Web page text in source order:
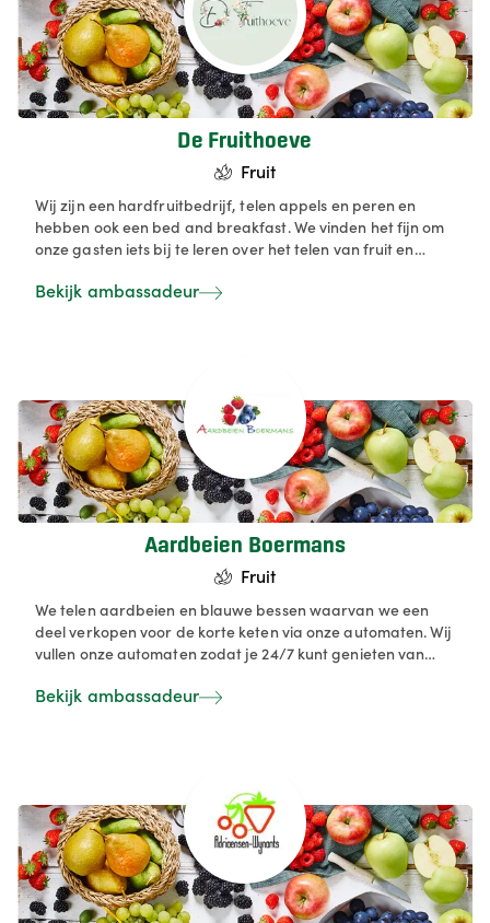
De Fruithoeve
Fruit
Wij zijn een hardfruitbedrijf, telen appels en peren en
hebben ook een bed and breakfast. We vinden het fijn om
onze gasten iets bij te leren over het telen van fruit en
te kopen. Daarom verkopen we ons eigen fruit en sappen
Bekijk ambassadeur
Aardbeien Boermans
Fruit
We telen aardbeien en blauwe bessen waarvan we een
deel verkopen voor de korte keten via onze automaten. Wij
vullen onze automaten zodat je 24/7 kunt genieten van
Bekijk ambassadeur